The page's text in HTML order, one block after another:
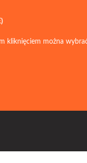
kliknięciem można